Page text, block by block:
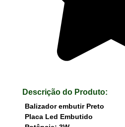
Descrição do Produto:
Balizador embutir Preto
Placa Led Embutido